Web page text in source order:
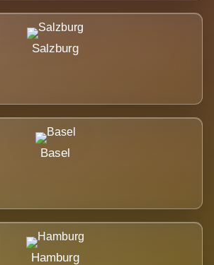
Salzburg
Basel
Hamburg